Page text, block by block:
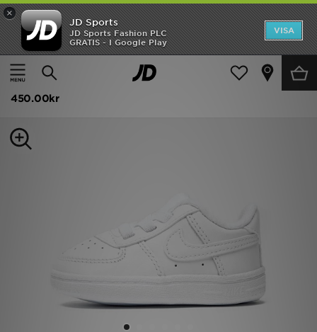
×
JD Sports
JD Sports Fashion PLC
GRATIS - I Google Play
VISA
Hem
Barn Babyskor (Storlekar 16-27) Alla Sneakers
Nike Air Force 1 Baby
450.00kr
Hem
Rea
Dam